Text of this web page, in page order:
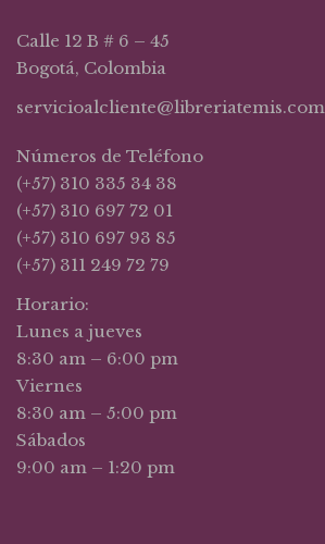
Calle 12 B # 6 – 45
Bogotá, Colombia
servicioalcliente@libreriatemis.com
Números de Teléfono
(+57) 310 335 34 38
(+57) 310 697 72 01
(+57) 310 697 93 85
(+57) 311 249 72 79
Horario:
Lunes a jueves
8:30 am – 6:00 pm
Viernes
8:30 am – 5:00 pm
Sábados
9:00 am – 1:20 pm